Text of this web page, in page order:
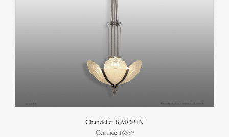
Chandelier B.MORIN
Ссылка: 16359